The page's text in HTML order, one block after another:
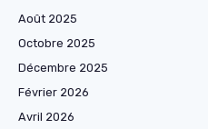
Août 2025
Octobre 2025
Décembre 2025
Février 2026
Avril 2026